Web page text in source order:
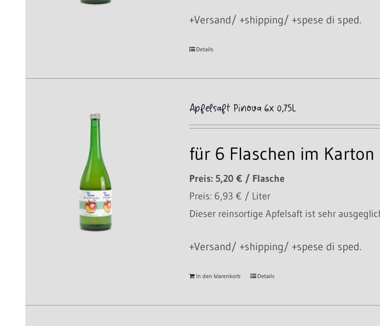
+Versand/ +shipping/ +spese di sped.
Details
Apfelsaft Pinova 6x 0,75L
für 6 Flaschen im Karton
Preis: 5,20 € / Flasche
Preis: 6,93 € / Liter
Dieser reinsortige Apfelsaft ist sehr
+Versand/ +shipping/ +spese di sped.
In den Warenkorb Details